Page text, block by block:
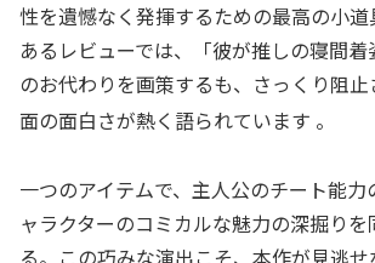
性を遺憾なく発揮するための最高の小道
あるレビューでは、「彼が推しの寝間
のお代わりを画策するも、さっくり阻
面の面白さが熱く語られています 。
一つのアイテムで、主人公のチート能力
ャラクターのコミカルな魅力の深掘り